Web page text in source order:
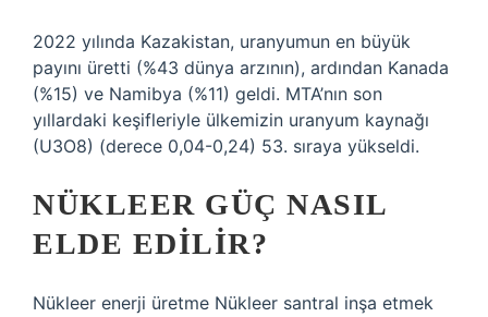
2022 yılında Kazakistan, uranyumun en büyük
payını üretti (%43 dünya arzının), ardından Kanada
(%15) ve Namibya (%11) geldi. MTA’nın son
yıllardaki keşifleriyle ülkemizin uranyum kaynağı
(U3O8) (derece 0,04-0,24) 53. sıraya yükseldi.
NÜKLEER GÜÇ NASIL
ELDE EDILIR?
Nükleer enerji üretme Nükleer santral inşa etmek